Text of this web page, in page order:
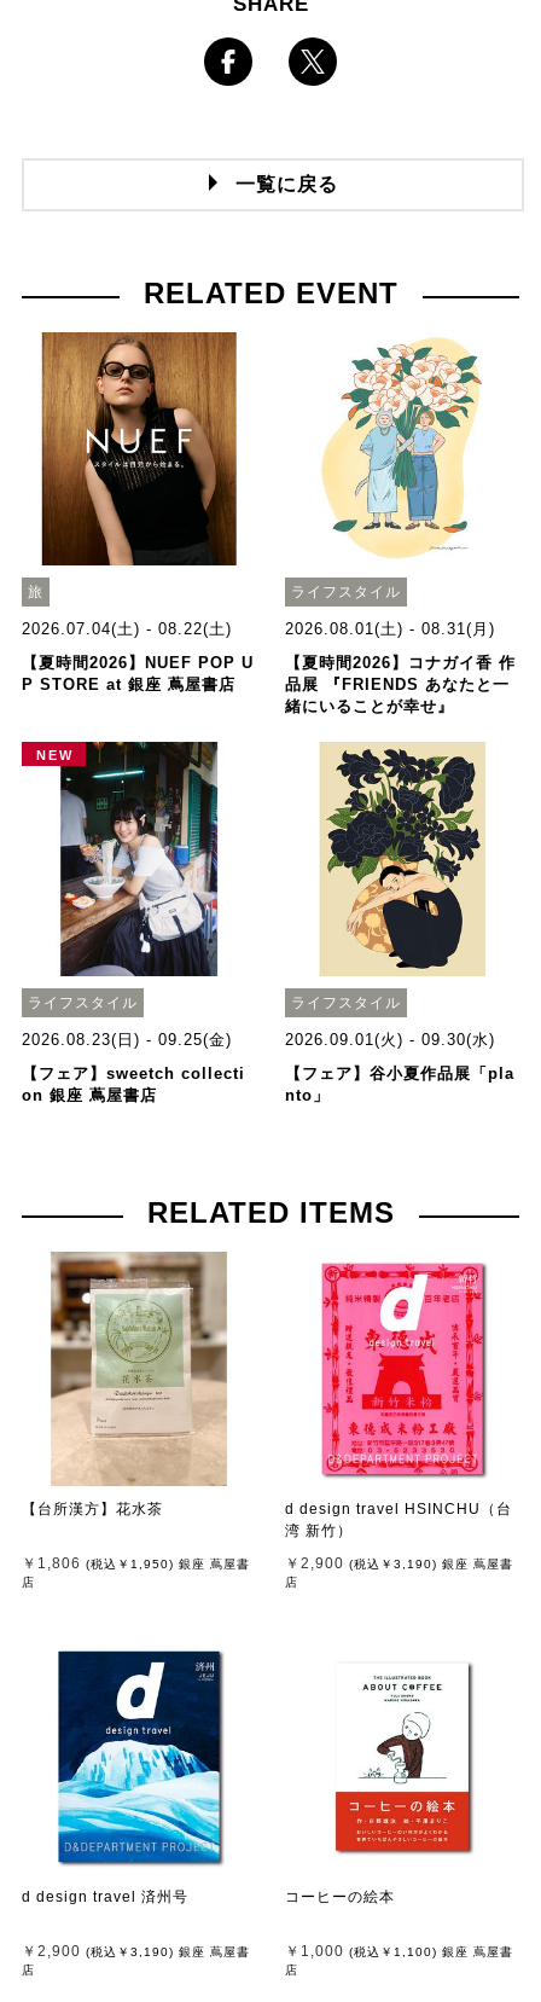
一覧に戻る
RELATED EVENT
旅
2026.07.04(土) - 08.22(土)
【夏時間2026】NUEF POP U
P STORE at 銀座 蔦屋書店
ライフスタイル
2026.08.01(土) - 08.31(月)
【夏時間2026】コナガイ香 作
品展 『FRIENDS あなたと一
緒にいることが幸せ』
NEW
ライフスタイル
2026.08.23(日) - 09.25(金)
【フェア】sweetch collecti
on 銀座 蔦屋書店
ライフスタイル
2026.09.01(火) - 09.30(水)
【フェア】谷小夏作品展「pla
nto」
RELATED ITEMS
【台所漢方】花水茶
￥1,806 (税込 ￥1,950) 銀座 蔦屋書
店
d design travel HSINCHU（台
湾 新竹）
￥2,900 (税込 ￥3,190) 銀座 蔦屋書
店
d design travel 済州号
￥2,900 (税込 ￥3,190) 銀座 蔦屋書
店
コーヒーの絵本
￥1,000 (税込 ￥1,100) 銀座 蔦屋書
店